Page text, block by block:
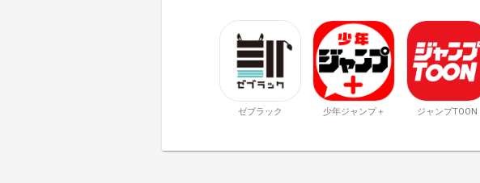
ゼブラック 少年ジャンプ＋ ジャンプTOON